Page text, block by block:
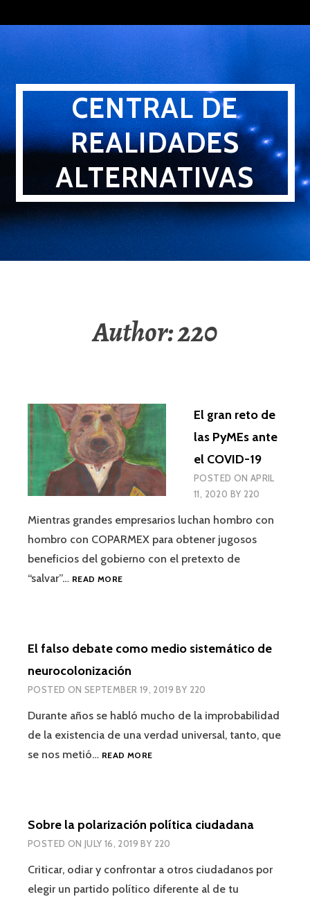
to
content
CENTRAL DE
REALIDADES
ALTERNATIVAS
Author:220
El gran reto de
las PyMEs ante
el COVID-19
POSTED ON APRIL
11, 2020 BY 220
Mientras grandes empresarios luchan hombro con
hombro con COPARMEX para obtener jugosos
beneficios del gobierno con el pretexto de
“salvar”… READ MOREEL
PYMES
EL
COVID-
El falso debate como medio sistemático de
neurocolonización
POSTED ON SEPTEMBER 19, 2019 BY 220
Durante años se habló mucho de la improbabilidad
de la existencia de una verdad universal, tanto, que
se nos metió… READ MOREEL
SISTEMÁTICO
DE
Sobre la polarización política ciudadana
POSTED ON JULY 16, 2019 BY 220
Criticar, odiar y confrontar a otros ciudadanos por
elegir un partido político diferente al de tu